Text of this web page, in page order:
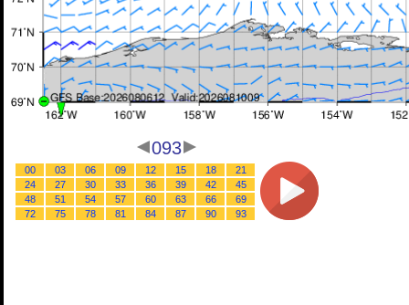
093
00 03 06 09 12 15 18
21
24
27 30 33 36 39 42
45
48
51 54 57 60 63 66
69
72
75 78 81 84 87 90 93